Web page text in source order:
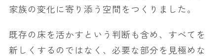
家族の変化に寄り添う空間をつくりました。
既存の床を活かすという判断も含め、すべてを
新しくするのではなく、必要な部分を見極めな